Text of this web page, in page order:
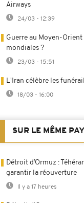
Airways
24/03 - 12:39
Guerre au Moyen-Orient
mondiales ?
23/03 - 15:51
L'Iran célèbre les
18/03 - 16:00
SUR LE MÊME
Détroit d’Ormuz :
garantir la réouverture
Il y a 17 heures